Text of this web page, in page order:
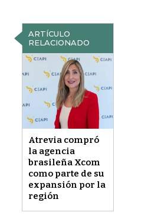
ARTÍCULO
RELACIONADO
Atrevia compró
la agencia
brasileña Xcom
como parte de su
expansión por la
región